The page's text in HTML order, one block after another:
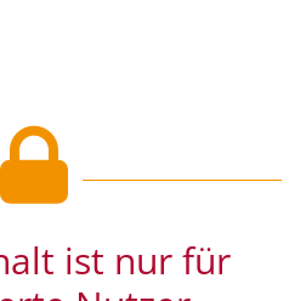
ist nur für